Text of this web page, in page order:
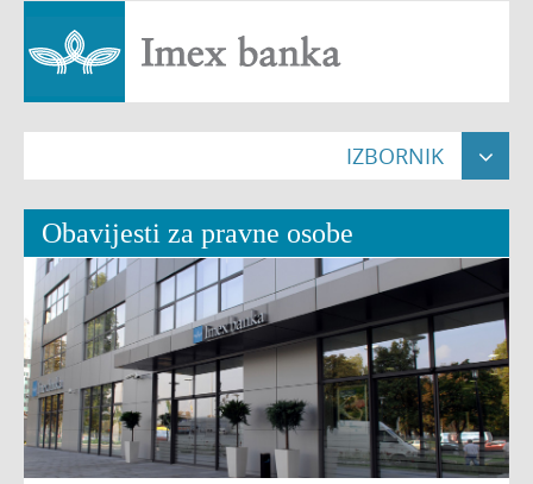
IZBORNIK 
Naslovna
Građani 
Pravne osobe 
Poslovnice
O nama 
Nekretnine
Obavijesti za pravne osobe